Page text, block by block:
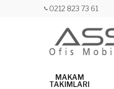
0212 823 73 61
MAKAM
TAKIMLARI